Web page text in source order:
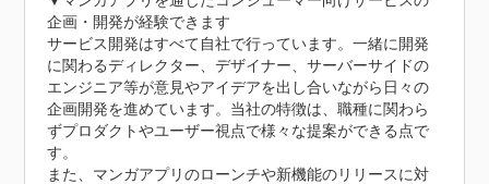
企画・開発が経験できます
サービス開発はすべて自社で行っています。一緒に開発
に関わるディレクター、デザイナー、サーバーサイドの
エンジニア等が意見やアイデアを出し合いながら日々の
企画開発を進めています。当社の特徴は、職種に関わら
ずプロダクトやユーザー視点で様々な提案ができる点で
す。
また、マンガアプリのローンチや新機能のリリースに対